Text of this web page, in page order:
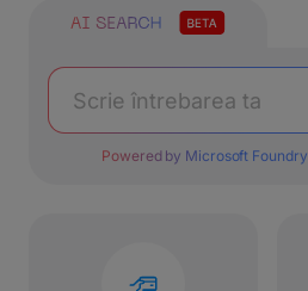
Powered by Microsoft Foundry